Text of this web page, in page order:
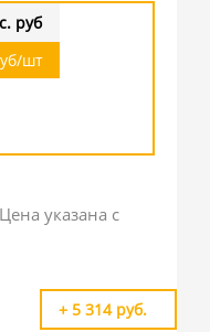
руб
шт
Цена указана с
+ 5 314 руб.